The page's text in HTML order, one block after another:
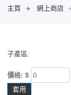
主頁 網上商店
子產區:
價格: $
套用